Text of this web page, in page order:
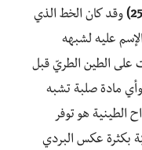
وقد كان الخط الذي
عليه لشبهه
على الطين الطريّ قبل
مادة صلبة تشبه
الطينية هو توفر
بكثرة عكس البردي